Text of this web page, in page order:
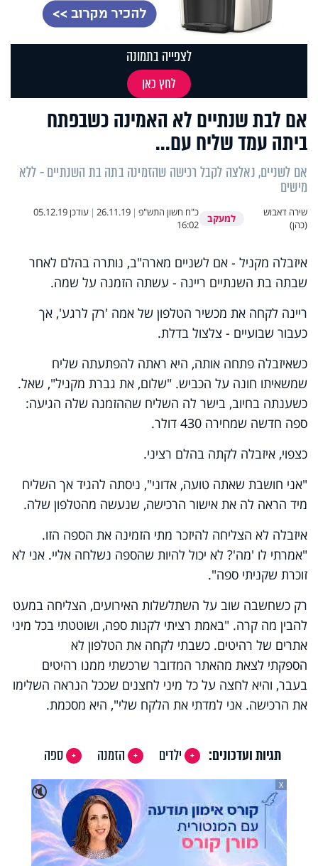
אם לבת שנתיים לא האמינה כשבפתח
ביתה עמד שליח עם...
אם לשניים, נאלצה לקבל רכישה שהזמינה בתה בת השנתיים - ללא
מישים
שירה דאבוש
(כהן)
למעקב כ"ח חשון התש"פ |
26.11.19
| עודכן05.12.19
16:02
לצפייה בתמונה
לחץ כאן
איזבלה מקניל - אם לשניים מארה"ב, נותרה בהלם לאחר
שבתה בת השנתיים ריינה - עשתה הזמנה על שמה.
ריינה לקחה את מכשיר הטלפון של אמה 'רק לרגע', אך
כעבור שבועיים - צלצול בדלת.
כשאיזבלה פתחה אותה, היא ראתה להפתעתה שליח
שמשאיתו חונה על הכביש. "שלום, את גברת מקניל", שאל.
כשענתה בחיוב, בישר לה השליח שההזמנה שלה הגיעה:
ספה חדשה שמחירה 430 דולר.
כצפוי, איזבלה לקתה בהלם רציני.
"אני חושבת שאתה טועה, אדוני", ניסתה להגיד אך השליח
מיד הראה לה את אישור הרכישה, שנעשה מהטלפון שלה.
איזבלה לא הצליחה להיזכר מתי הזמינה את הספה הזו.
"אמרתי לו 'מה'? לא יכול להיות שהספה נשלחה אליי. אני לא
זוכרת שקניתי ספה".
רק כשחשבה שוב על השתלשלות האירועים, הצליחה במעט
להבין מה קרה. "באמת רציתי לקנות ספה, ושוטטתי בכל מיני
אתרים של רהיטים. כשבתי לקחה את הטלפון לא
הספקתי לצאת מהאתר המדובר שרכשתי ממנו רהיטים
בעבר, והיא לחצה על כל מיני לחצנים שככל הנראה השלימו
את הרכישה. אני למדתי את הלקח שלי", היא מסכמת.
תגיות ועדכונים: ילדים הזמנה
ספה
🔇
X